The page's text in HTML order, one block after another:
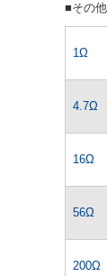
■その
1Ω
4.7Ω
16Ω
56Ω
200Ω